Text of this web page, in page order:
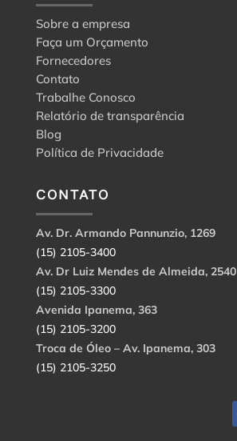
Sobre a empresa
Faça um Orçamento
Fornecedores
Contato
Trabalhe Conosco
Relatório de transparência
Blog
Política de Privacidade
CONTATO
Av. Dr. Armando Pannunzio, 1269
(15) 2105-3400
Av. Dr Luiz Mendes de Almeida, 2540
(15) 2105-3300
Avenida Ipanema, 363
(15) 2105-3200
Troca de Óleo – Av. Ipanema, 303
(15) 2105-3250